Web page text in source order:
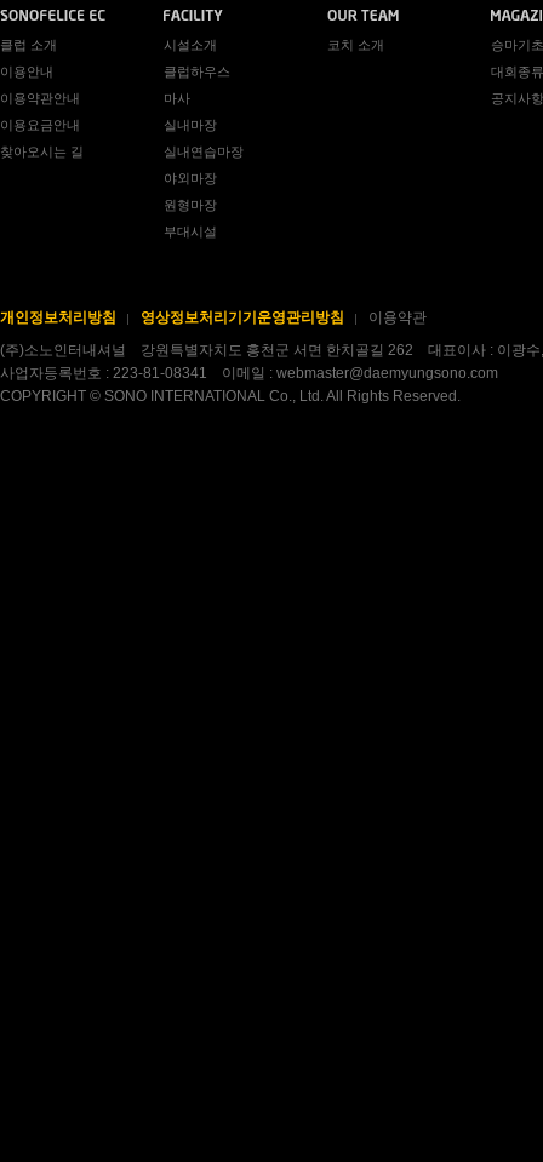
클럽 소개
이용안내
이용약관안내
이용요금안내
찾아오시는 길
시설소개
클럽하우스
마사
실내마장
실내연습마장
야외마장
원형마장
부대시설
코치 소개
승마기
대회종
공지사항
개인정보처리방침 영상정보처리기기운영관리방침
이용약관
(주)소노인터내셔널 강원특별자치도 홍천군 서면 한치골길 262 대표이사 : 이광수
사업자등록번호 : 223-81-08341 이메일 : webmaster@daemyungsono.com
COPYRIGHT © SONO INTERNATIONAL Co., Ltd. All Rights Reserved.